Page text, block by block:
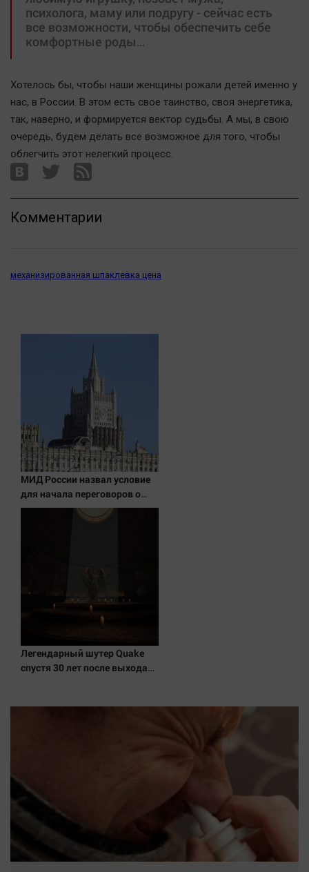
психолога, маму или подругу - сейчас есть
все возможности, чтобы обеспечить себе
комфортные роды…
Хотелось бы, чтобы наши женщины рожали детей именно у
нас, в России. В этом есть свое таинство, своя энергетика,
так, наверно, и формируется вектор судьбы. А мы, в свою
очередь, будем делать все возможное для того, чтобы
облегчить этот нелегкий процесс.
Комментарии
механизированная шпаклевка цена
МИД России назвал условие
для начала переговоров о
мире с Украиной
Легендарный шутер Quake
спустя 30 лет после выхода